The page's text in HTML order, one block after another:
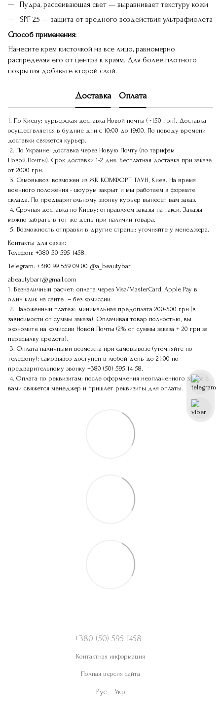
Пудра, рассеивающая свет — выравнивает текстуру кожи
SPF 25 — защита от вредного воздействия ультрафиолета
Способ применения:
Нанесите крем кисточкой на все лицо, равномерно
распределяя его от центра к краям. Для более плотного
покрытия добавьте второй слой.
Доставка Оплата
1. По Киеву: курьерская доставка Новой почты (~150 грн). Доставка
осуществляется в будние дни с 10:00 до 19:00. По поводу времени
доставки свяжется курьер.
2. По Украине: доставка через Новую Почту (по тарифам
Новой Почты). Срок доставки 1-2 дня. Бесплатная доставка при заказе
от 2000 грн.
3. Самовывоз: возможен из ЖК КОМФОРТ ТАУН, Киев. На время
военного положения - шоурум закрыт и мы работаем в формате
склада. По предварительному звонку курьер вынесет вам заказ.
4. Срочная доставка по Киеву: отправляем заказы на такси. Заказы
можно забрать в тот же день при наличии товара.
5. Возможность отправки в другие страны: уточняйте у менеджера.
Контакты для связи:
Телефон: +380 50 595 1458.
Telegram: +380 99 559 09 00 @a_beautybar
abeautybarr@gmail.com
1. Безналичный расчет: оплата через Visa/MasterCard, Apple Pay в
один клик на сайте – без комиссии.
2. Наложенный платеж: минимальная предоплата 200-500 грн (в
зависимости от суммы заказа). Оплачивая товар полностью, вы
экономите на комиссии Новой Почты (2% от суммы заказа + 20 грн за
пересылку средств).
3. Оплата наличными возможна при самовывозе (уточняйте по
телефону): самовывоз доступен в любой день до 21:00 по
предварительному звонку +380 (50) 595 14 58.
4. Оплата по реквизитам: после оформления неоплаченного заказа с
вами свяжется менеджер и пришлет реквизиты для оплаты.
+380 (50) 595 1458
Контактная информация
Полная версия сайта
Рус Укр